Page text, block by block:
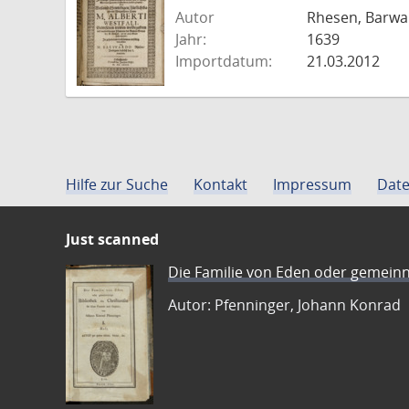
Autor
Rhesen,
Jahr:
1639
Importdatum:
21.03.2012
Hilfe zur Suche Kontakt Impressum
Just scanned
Die Familie von Eden oder
Autor: Pfenninger, Johann Konrad